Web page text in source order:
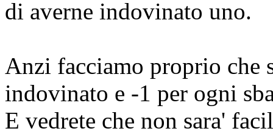
di averne indovinato uno.
Anzi facciamo proprio che
indovinato e -1 per ogni
E vedrete che non sara'